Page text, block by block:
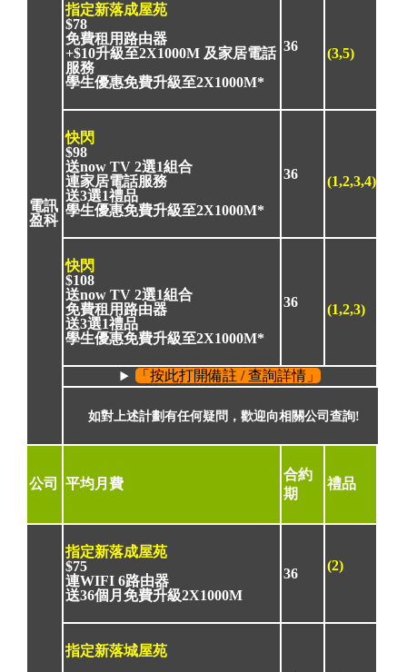
電訊
盈科
指定新落成屋苑
$78
免費租用路由器
+$10升級至2X1000M 及家居電話
服務
學生優惠免費升級至2X1000M*
36 (3,5)
快閃
$98
送now TV 2選1組合
連家居電話服務
送3選1禮品
學生優惠免費升級至2X1000M*
36 (1,2,3,4)
快閃
$108
送now TV 2選1組合
免費租用路由器
送3選1禮品
學生優惠免費升級至2X1000M*
36 (1,2,3)
「按此打開備註 / 查詢詳情」
如對上述計劃有任何疑問，歡迎向相關公司查詢!
公司 平均月費
合約
期
禮品
指定新落成屋苑
$75
連WIFI 6路由器
送36個月免費升級2X1000M
36
(2)
指定新落城屋苑